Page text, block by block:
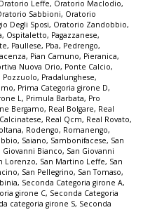
Leffe, Oratorio Maclodio,
Sabbioni, Oratorio
Degli Sposi, Oratorio Zandobbio,
, Ospitaletto, Pagazzanese,
, Paullese, Pba, Pedrengo,
, Pian Camuno, Pieranica,
Nuova Orio, Ponte Calcio,
Pozzuolo, Pradalunghese,
, Prima Categoria girone D,
L , Primula Barbata, Pro
Bergamo, Real Bolgare, Real
, Real Qcm, Real Rovato,
, Rodengo, Romanengo,
, Saiano, Sambonifacese, San
Giovanni Bianco, San Giovanni
Lorenzo, San Martino Leffe, San
, San Pellegrino, San Tomaso,
, Seconda Categoria girone A,
girone C, Seconda Categoria
categoria girone S, Seconda